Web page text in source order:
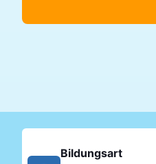
Bildungsart